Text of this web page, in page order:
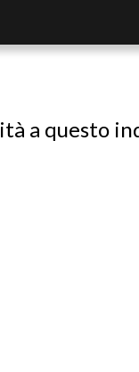
a questo